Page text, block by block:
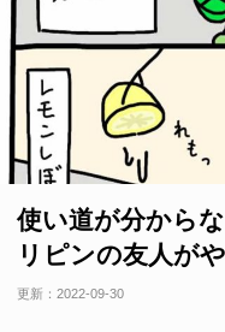
使い道が分から
リピンの友人が
更新： 2022-09-30